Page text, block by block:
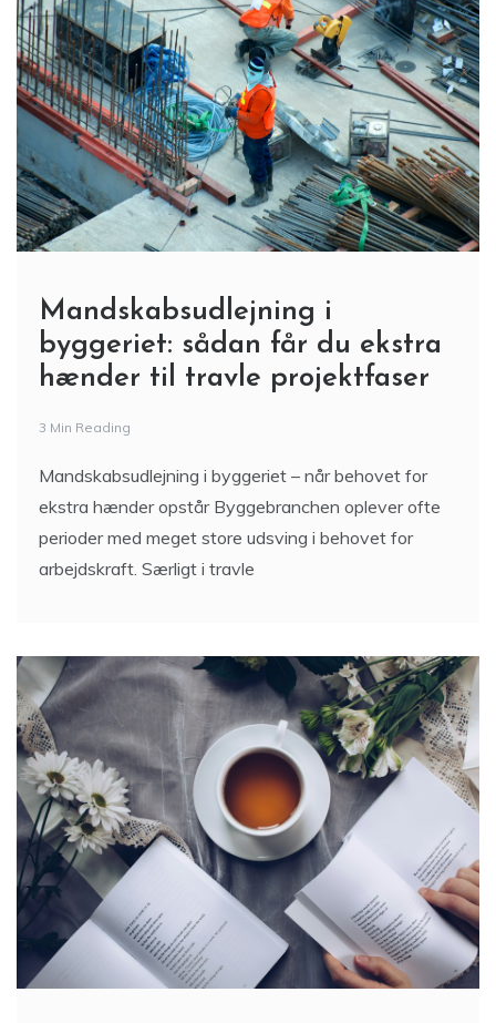
Mandskabsudlejning i
byggeriet: sådan får du ekstra
hænder til travle projektfaser
3 Min Reading
Mandskabsudlejning i byggeriet – når behovet for
ekstra hænder opstår Byggebranchen oplever ofte
perioder med meget store udsving i behovet for
arbejdskraft. Særligt i travle